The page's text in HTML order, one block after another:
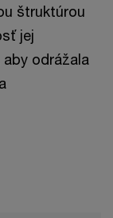
štruktúrou
jej
odrážala